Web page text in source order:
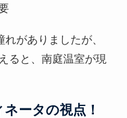
がありましたが、
ると、南庭温室が現
ータの視点！